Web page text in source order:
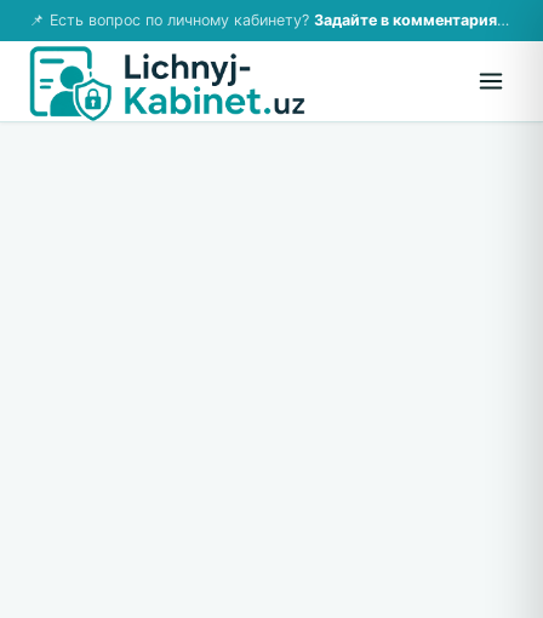
📌 Есть вопрос по личному кабинету? Задайте в комментариях — ответим!